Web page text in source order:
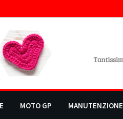
MOTO GP MANUTENZIONE